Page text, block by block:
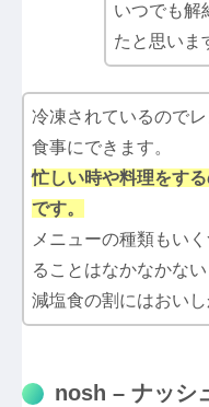
いつでも解
たと思いま
冷凍されているので
食事にできます。
忙しい時や料理をす
です。
メニューの種類もい
ることはなかなかない
減塩食の割にはおいし
nosh – ナッシ